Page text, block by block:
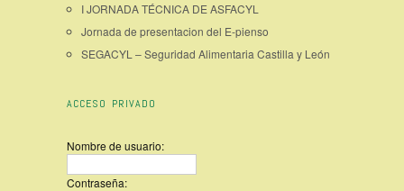
I JORNADA TÉCNICA DE ASFACYL
Jornada de presentacion del E-pienso
SEGACYL – Seguridad Alimentaria Castilla y León
ACCESO PRIVADO
Nombre de usuario:
Contraseña: